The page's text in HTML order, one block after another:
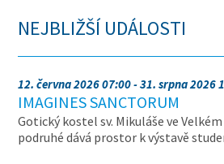
NEJBLIŽŠÍ UDÁLOSTI
12. června 2026 07:00 - 31. srpna 2026
IMAGINES SANCTORUM
Gotický kostel sv. Mikuláše ve
podruhé dává prostor k výstavě